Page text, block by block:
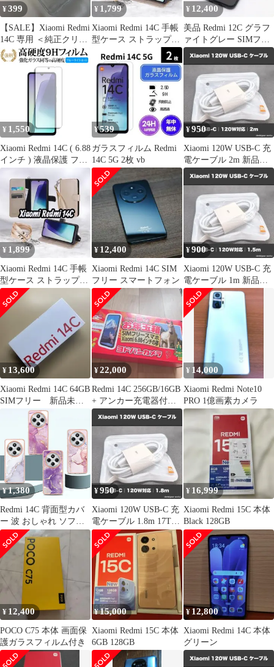
¥399
【SALE】Xiaomi Redmi
14C 専用 ＜純正クリア
ケース＞
¥ 1,799
Xiaomi Redmi 14C 手帳
型ケース ストラップ
¥ 12,400
美品 Redmi 12C グラフ
ァイトグレー SIMフリ
ー スマホ Xiaomi 即日
¥ 1,550
Xiaomi Redmi 14C ( 6.88
インチ ) 液晶保護 フィ
等の 高硬度9H ブルー
ライトカット クリア光
沢タイプ 改訂版 メール
便送料無料
¥539
ガラスフィルム Redmi
14C 5G 2枚 vb
¥950
Xiaomi 120W USB-C 充
電ケーブル 2m 新品
17T Pro対応
¥ 1,899
Xiaomi Redmi 14C 手帳
型ケース ストラップ
付 おしゃれ スタン
ド
¥ 12,400
Xiaomi Redmi 14C SIM
フリー スマートフォン
¥900
Xiaomi 120W USB-C 充
電ケーブル 1m 新品
17T Pro対応
¥ 13,600
Xiaomi Redmi 14C 64GB
SIMフリー 新品未開
¥22,000
Redmi 14C 256GB/16GB
+ アンカー充電器付き
夢のお年玉箱
¥ 14,000
Xiaomi Redmi Note10
PRO 1億画素カメラ
¥1,380
Redmi 14C 背面型カバ
ー 波 おしゃれ ソフト
TPU 耐衝撃 日常
Xiaomi シャオミ レッド
ミー 14C ケース 携帯カ
バー スマホケース
¥950
Xiaomi 120W USB-C 充
電ケーブル 1.8m 17T
Pro対応
¥ 16,999
Xiaomi Redmi 15C 本体
Black 128GB
¥ 12,400
POCO C75 本体 画面保
護ガラスフィルム付き
¥15,000
Xiaomi Redmi 15C 本体
6GB 128GB
¥ 12,800
Xiaomi Redmi 14C 本体
グリーン